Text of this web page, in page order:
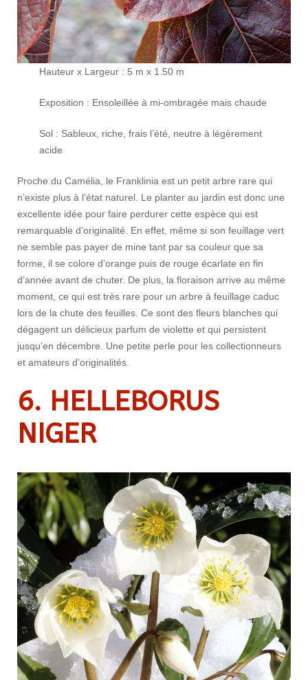
Hauteur x Largeur : 5 m x 1.50 m
Exposition : Ensoleillée à mi-ombragée mais chaude
Sol : Sableux, riche, frais l’été, neutre à légèrement
acide
Proche du Camélia, le Franklinia est un petit arbre rare qui
n’existe plus à l’état naturel. Le planter au jardin est donc une
excellente idée pour faire perdurer cette espèce qui est
remarquable d’originalité. En effet, même si son feuillage vert
ne semble pas payer de mine tant par sa couleur que sa
forme, il se colore d’orange puis de rouge écarlate en fin
d’année avant de chuter. De plus, la floraison arrive au même
moment, ce qui est très rare pour un arbre à feuillage caduc
lors de la chute des feuilles. Ce sont des fleurs blanches qui
dégagent un délicieux parfum de violette et qui persistent
jusqu’en décembre. Une petite perle pour les collectionneurs
et amateurs d’originalités.
6. HELLEBORUS
NIGER